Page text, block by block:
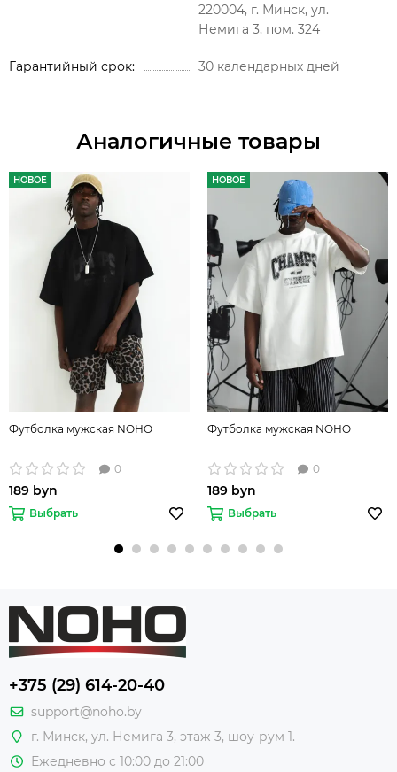
220004, г. Минск, ул.
Немига 3, пом. 324
Гарантийный срок 30 календарных дней
Аналогичные товары
НОВОЕ
Футболка мужская NOHO
0
189 byn
Выбрать
НОВОЕ
Футболка мужская NOHO
0
189 byn
Выбрать
+375 (29) 614-20-40
support@noho.by
г. Минск, ул. Немига 3, этаж 3, шоу-рум 1.
Ежедневно с 10:00 до 21:00